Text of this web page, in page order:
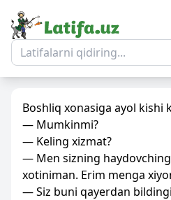
Boshliq xonasiga ayol kishi
— Mumkinmi?
— Keling xizmat?
— Men sizning
xotiniman. Erim menga
— Siz buni qayerdan